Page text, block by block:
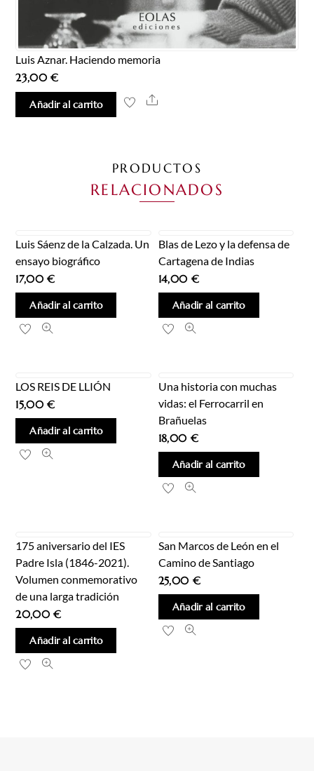
Luis Aznar. Haciendo memoria
23,00€
Añadir al carrito Share
PRODUCTOS
RELACIONADOS
Luis Sáenz de la Calzada. Un
ensayo biográfico
17,00€
Añadir al carrito
Blas de Lezo y la defensa de
Cartagena de Indias
14,00 €
Añadir al carrito
LOS REIS DE LLIÓN
15,00€
Añadir al carrito
Una historia con muchas
vidas: el Ferrocarril en
Brañuelas
18,00 €
Añadir al carrito
175 aniversario del IES
Padre Isla (1846-2021).
Volumen conmemorativo
de una larga tradición
20,00€
Añadir al carrito
San Marcos de León en el
Camino de Santiago
25,00 €
Añadir al carrito